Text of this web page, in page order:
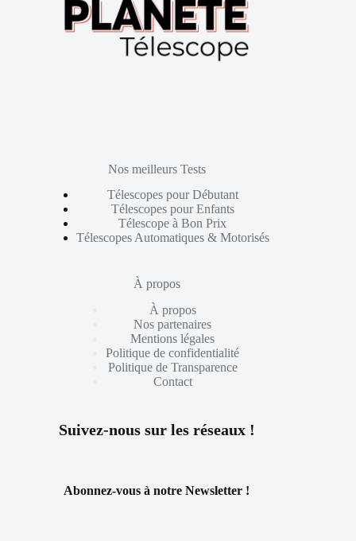
Nos meilleurs Tests
Télescopes pour Débutant
Télescopes pour Enfants
Télescope à Bon Prix
Télescopes Automatiques & Motorisés
À propos
À propos
Nos partenaires
Mentions légales
Politique de confidentialité
Politique de Transparence
Contact
Suivez-nous sur les réseaux !
Abonnez-vous à notre Newsletter !